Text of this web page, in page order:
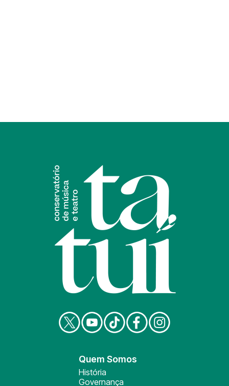
Quem Somos
História
Governança